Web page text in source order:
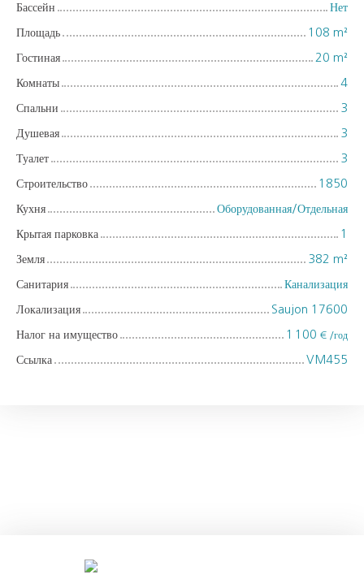
Бассейн Нет
Площадь 108 m²
Гостиная 20 m²
Комнаты 4
Спальни 3
Душевая 3
Туалет 3
Строительство 1850
Кухня Оборудованная/Отдельная
Крытая парковка 1
Земля 382 m²
Санитария Канализация
Локализация Saujon 17600
Налог на имущество 1 100 € /год
Ссылка VM455